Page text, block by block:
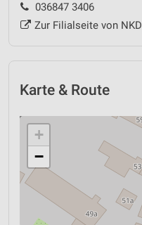
036847 3406
Zur Filialseite von NKD
Karte & Route
+
−